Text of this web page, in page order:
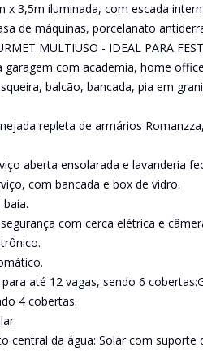
x 3,5m iluminada, com escada
de máquinas, porcelanato
MULTIUSO - IDEAL PARA
garagem com academia, home
balcão, bancada, pia em
repleta de armários
aberta ensolarada e lavanderia
com bancada e box de vidro.
com cerca elétrica e
para até 12 vagas, sendo 6
4 cobertas.
central da água: Solar com suporte